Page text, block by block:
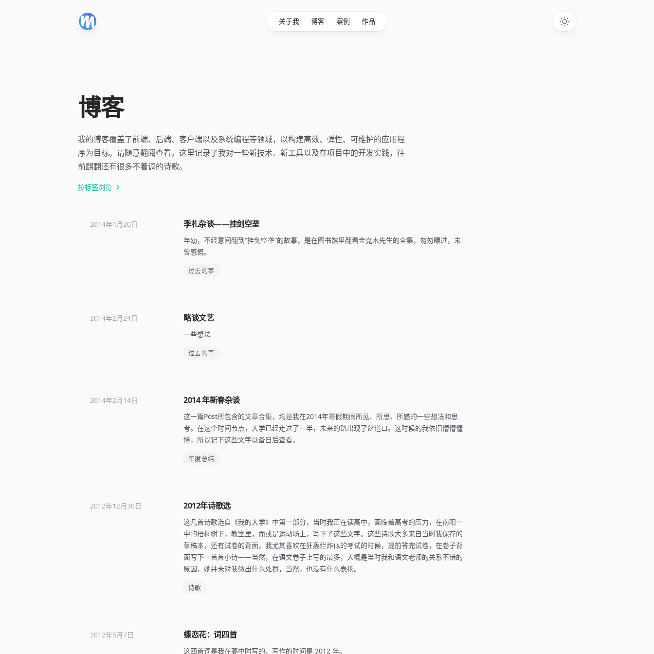
关于我 博客 案例 作品
博客
我的博客覆盖了前端、后端、客户端以及系统编程等领域，以构建高效、弹性、可维护的应用程
序为目标。请随意翻阅查看。这里记录了我对一些新技术、新工具以及在项目中的开发实践，往
前翻翻还有很多不着调的诗歌。
按标签浏览
季札杂谈——挂剑空垄
年幼，不经意间翻到“挂剑空垄”的故事，是在图书馆里翻看金克木先生的全集，匆匆瞟过，未
曾感慨。
过去的事
2014年4月20日
略谈文艺
一些想法
过去的事
2014年2月24日
2014 年新春杂谈
这一篇Post所包含的文章合集，均是我在2014年寒假期间所见、所思、所惑的一些想法和思
考。在这个时间节点，大学已经走过了一半，未来的路出现了岔道口。这时候的我依旧懵懵懂
懂，所以记下这些文字以备日后查看。
年度总结
2014年2月14日
2012年诗歌选
这几首诗歌选自《我的大学》中第一部分，当时我正在读高中，面临着高考的压力，在南阳一
中的梧桐树下，教室里，而或是运动场上，写下了这些文字。这些诗歌大多来自当时我保存的
草稿本，还有试卷的背面，我尤其喜欢在狂轰烂炸似的考试的时候，提前答完试卷，在卷子背
面写下一首首小诗——当然，在语文卷子上写的最多，大概是当时我和语文老师的关系不错的
原因，她并未对我做出什么处罚，当然，也没有什么表扬。
诗歌
2012年12月30日
蝶恋花：词四首
这四首词是我在高中时写的，写作的时间是 2012 年。
2012年5月7日